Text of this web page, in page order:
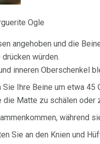
Ogle
angehoben und die
würden.
inneren Oberschenkel
Sie Ihre Beine um etwa 45
die Matte zu schälen oder
während
Sie an den Knien und